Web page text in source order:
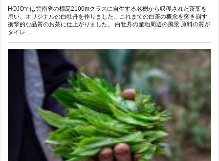
HOJOでは雲南省の標高2100mクラスに自生する老樹から収穫された茶葉を
用い、オリジナルの白牡丹を作りました。これまでの白茶の概念を突き崩す
衝撃的な品質のお茶に仕上がりました。 白牡丹の産地周辺の風景 原料の質が
ダイレ …